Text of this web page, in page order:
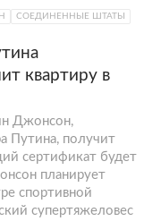
СОЕДИНЕННЫЕ ШТАТЫ
квартиру в
Джонсон,
Путина, получит
сертификат будет
планирует
спортивной
супертяжеловес